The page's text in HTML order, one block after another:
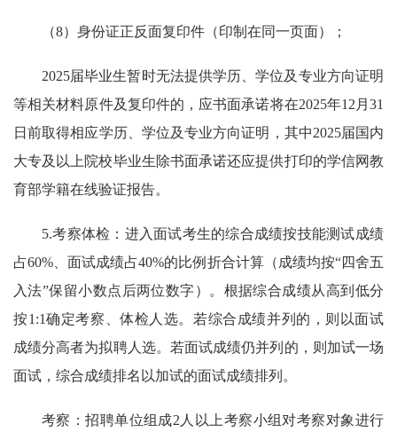
（8）身份证正反面复印件（印制在同一页面）；
2025届毕业生暂时无法提供学历、学位及专业方向证明
等相关材料原件及复印件的，应书面承诺将在2025年12月31
日前取得相应学历、学位及专业方向证明，其中2025届国内
大专及以上院校毕业生除书面承诺还应提供打印的学信网教
育部学籍在线验证报告。
5.考察体检：进入面试考生的综合成绩按技能测试成绩
占60%、面试成绩占40%的比例折合计算（成绩均按“四舍五
入法”保留小数点后两位数字）。根据综合成绩从高到低分
按1:1确定考察、体检人选。若综合成绩并列的，则以面试
成绩分高者为拟聘人选。若面试成绩仍并列的，则加试一场
面试，综合成绩排名以加试的面试成绩排列。
考察：招聘单位组成2人以上考察小组对考察对象进行